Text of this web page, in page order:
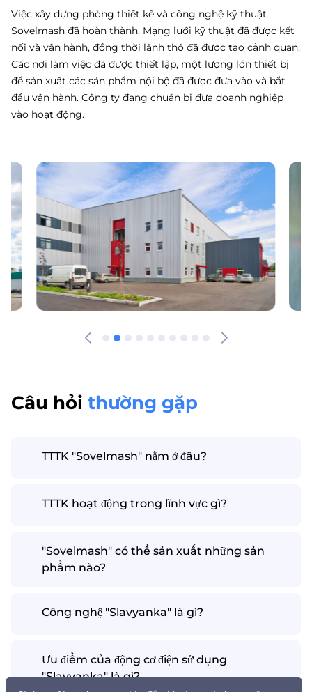
Việc xây dựng phòng thiết kế và công nghệ kỹ thuật
Sovelmash đã hoàn thành. Mạng lưới kỹ thuật đã được kết
nối và vận hành, đồng thời lãnh thổ đã được tạo cảnh quan.
Các nơi làm việc đã được thiết lập, một lượng lớn thiết bị
để sản xuất các sản phẩm nội bộ đã được đưa vào và bắt
đầu vận hành. Công ty đang chuẩn bị đưa doanh nghiệp
vào hoạt động.
Câu hỏi thường gặp
TTTK "Sovelmash" nằm ở đâu?
TTTK hoạt động trong lĩnh vực gì?
"Sovelmash" có thể sản xuất những sản
phẩm nào?
Công nghệ "Slavyanka" là gì?
Ưu điểm của động cơ điện sử dụng
"Slavyanka" là gì?